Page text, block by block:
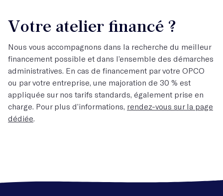
Votre atelier financé ?
Nous vous accompagnons dans la recherche du meilleur
financement possible et dans l’ensemble des démarches
administratives. En cas de financement par votre OPCO
ou par votre entreprise, une majoration de 30 % est
appliquée sur nos tarifs standards, également prise en
charge. Pour plus d’informations, rendez-vous sur la page
dédiée.